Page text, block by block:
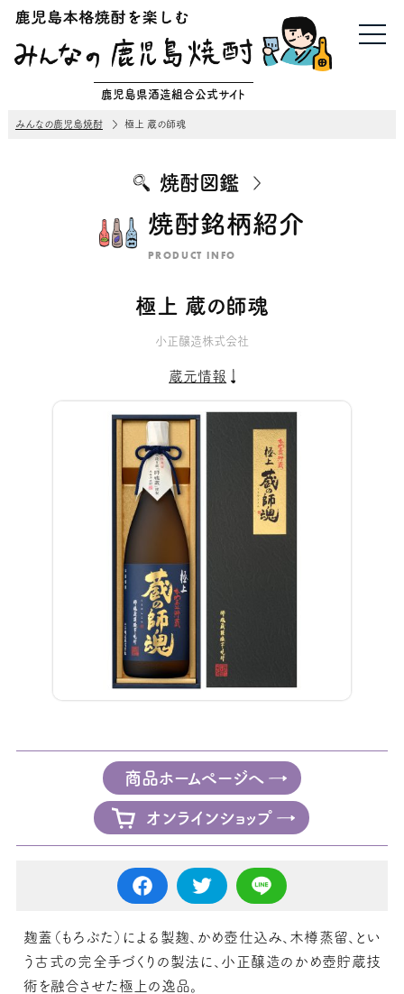
鹿児島県酒造組合公式サイト
みんなの鹿児島焼酎 極上 蔵の師魂
焼酎図鑑
焼酎銘柄紹介
PRODUCT INFO
極上 蔵の師魂
小正醸造株式会社
蔵元情報
商品ホームページへ
オンラインショップ
麹蓋（もろぶた）による製麹、かめ壺仕込み、木樽蒸留、とい
う古式の完全手づくりの製法に、小正醸造のかめ壺貯蔵技
術を融合させた極上の逸品。